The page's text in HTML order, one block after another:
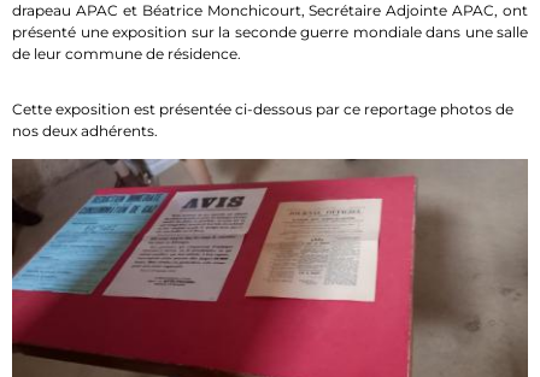
drapeau APAC et Béatrice Monchicourt, Secrétaire Adjointe APAC, ont
présenté une exposition sur la seconde guerre mondiale dans une salle
de leur commune de résidence.
Cette exposition est présentée ci-dessous par ce reportage photos de
nos deux adhérents.